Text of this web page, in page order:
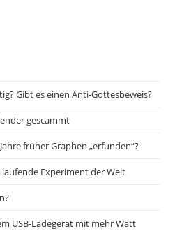
Gibt es einen Anti-Gottesbeweis?
gescammt
früher Graphen „erfunden“?
Experiment der Welt
USB-Ladegerät mit mehr Watt